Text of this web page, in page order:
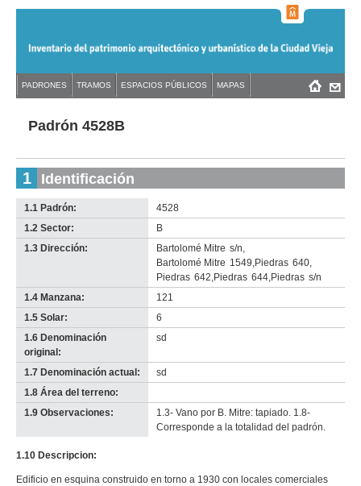
navigation
Back
topPadrón 4528B
1 Identificación
1.1 Padrón:
4528
1.2 Sector:
B
1.3 Dirección:
Bartolomé Mitre s/n,
Bartolomé Mitre 1549,Piedras 640,
Piedras 642,Piedras 644,Piedras s/n
1.4 Manzana:
121
1.5 Solar:
6
1.6 Denominación
original:
sd
1.7 Denominación actual:
sd
1.8 Área del terreno:
no
info-
1.9 Observaciones:
1.3- Vano por B. Mitre: tapiado. 1.8-
Corresponde a la totalidad del padrón.
1.10 Descripcion:
Edificio en esquina construido en torno a 1930 con locales comerciales
Back
to Menú
PADRONES TRAMOS ESPACIOS PÚBLICOS MAPAS